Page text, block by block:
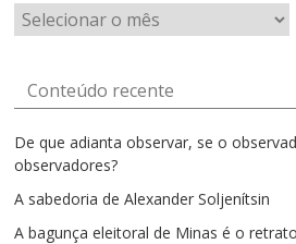
Artigos
por
Conteúdo recente
De que adianta observar, se o
observadores?
A sabedoria de Alexander Soljenítsin
A bagunça eleitoral de Minas é o